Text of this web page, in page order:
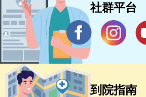
社群平台
到院指南